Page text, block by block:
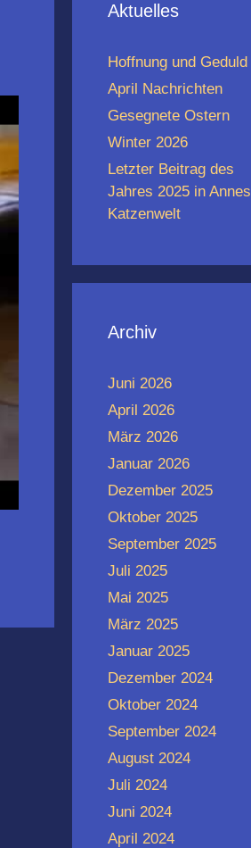
Aktuelles
Hoffnung und Geduld
April Nachrichten
Gesegnete Ostern
Winter 2026
Letzter Beitrag des
Jahres 2025 in Annes
Katzenwelt
Archiv
Juni 2026
April 2026
März 2026
Januar 2026
Dezember 2025
Oktober 2025
September 2025
Juli 2025
Mai 2025
März 2025
Januar 2025
Dezember 2024
Oktober 2024
September 2024
August 2024
Juli 2024
Juni 2024
April 2024